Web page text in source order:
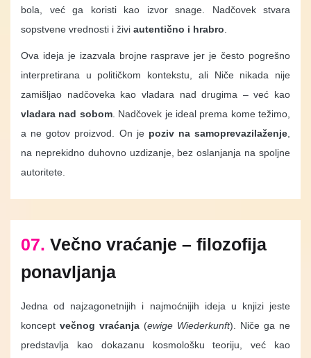
bola, već ga koristi kao izvor snage. Nadčovek stvara
sopstvene vrednosti i živi autentično i hrabro
Ova ideja je izazvala brojne rasprave jer je često pogrešno
interpretirana u političkom kontekstu, ali Niče nikada nije
zamišljao nadčoveka kao vladara nad drugima – već kao
vladara nad sobom. Nadčovek je ideal prema kome težimo,
a ne gotov proizvod. On je poziv na samoprevazilaženje
na neprekidno duhovno uzdizanje, bez oslanjanja na spoljne
autoritete.
07. Večno vraćanje – filozofija
ponavljanja
Jedna od najzagonetnijih i najmoćnijih ideja u knjizi jeste
koncept večnog vraćanja (ewige Wiederkunft). Niče ga ne
predstavlja kao dokazanu kosmološku teoriju, već kao